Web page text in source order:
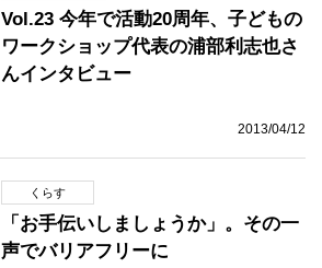
Vol.23 今年で活動20周年、子どもの
ワークショップ代表の浦部利志也さ
んインタビュー
2013/04/12
くらす
「お手伝いしましょうか」。その一
声でバリアフリーに